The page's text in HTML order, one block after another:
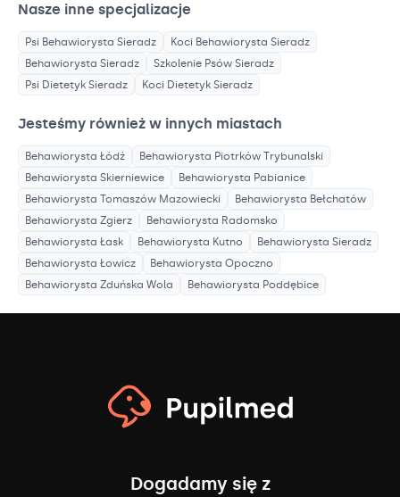
Nasze inne specjalizacje
Psi Behawiorysta Sieradz Koci Behawiorysta Sieradz
Behawiorysta Sieradz Szkolenie Psów Sieradz
Psi Dietetyk Sieradz Koci Dietetyk Sieradz
Jesteśmy również w innych miastach
Behawiorysta Łódź Behawiorysta Piotrków Trybunalski
Behawiorysta Skierniewice Behawiorysta Pabianice
Behawiorysta Tomaszów Mazowiecki Behawiorysta Bełchatów
Behawiorysta Zgierz Behawiorysta Radomsko
Behawiorysta Łask Behawiorysta Kutno Behawiorysta Sieradz
Behawiorysta Łowicz Behawiorysta Opoczno
Behawiorysta Zduńska Wola Behawiorysta Poddębice
Dogadamy się z